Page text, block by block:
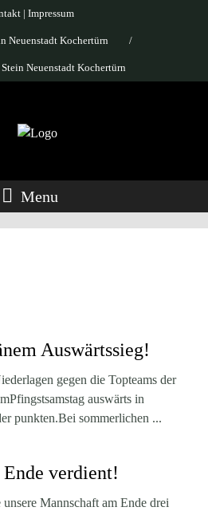
| Impressum
Neuenstadt Kochertürn /
Neuenstadt Kochertürn
Menu
Auswärtssieg!
gegen die Topteams der
auswärts in
punkten.Bei sommerlichen ...
verdient!
Mannschaft am Ende drei